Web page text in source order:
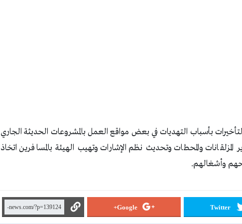
بأسباب التهديات في بعض مواقع العمل بالمشروعات الحديثة الجاري
والمحطات وتحديث نظم الإشارات وتهيب الهيئة بالمسافرين اتخاذ
وأشغالهم.
Twitter
Google+